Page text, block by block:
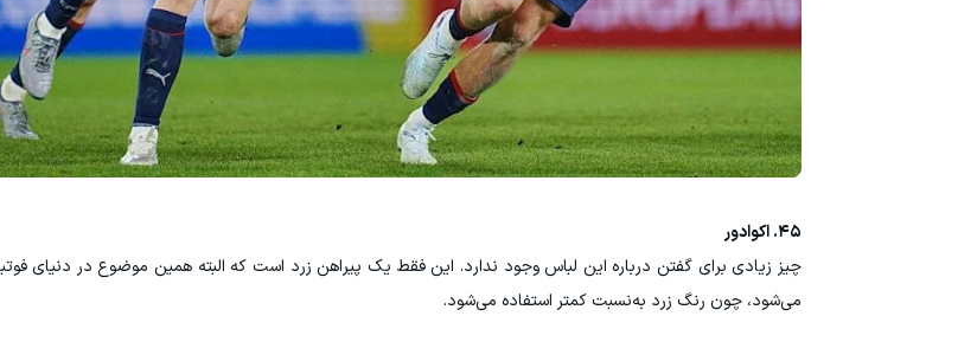
۴۵. اکوادور
چیز زیادی برای گفتن درباره این لباس وجود ندارد. این فقط یک پیراهن زرد است که البته همین موضوع در دنیای
می‌شود، چون رنگ زرد به‌نسبت کمتر استفاده می‌شود.